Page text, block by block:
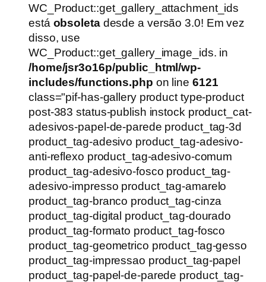
original
era:
R$54,90.
atual
é:
WC_Product::get_gallery_attachment_ids
está obsoletadesde a versão 3.0! Em vez
disso, use
WC_Product::get_gallery_image_ids. in
/home/jsr3o16p/public_html/wp-
includes/functions.php on line 6121
class="pif-has-gallery product type-product
post-383 status-publish instock product_cat-
adesivos-papel-de-parede product_tag-3d
product_tag-adesivo product_tag-adesivo-
anti-reflexo product_tag-adesivo-comum
product_tag-adesivo-fosco product_tag-
adesivo-impresso product_tag-amarelo
product_tag-branco product_tag-cinza
product_tag-digital product_tag-dourado
product_tag-formato product_tag-fosco
product_tag-geometrico product_tag-gesso
product_tag-impressao product_tag-papel
product_tag-papel-de-parede product_tag-